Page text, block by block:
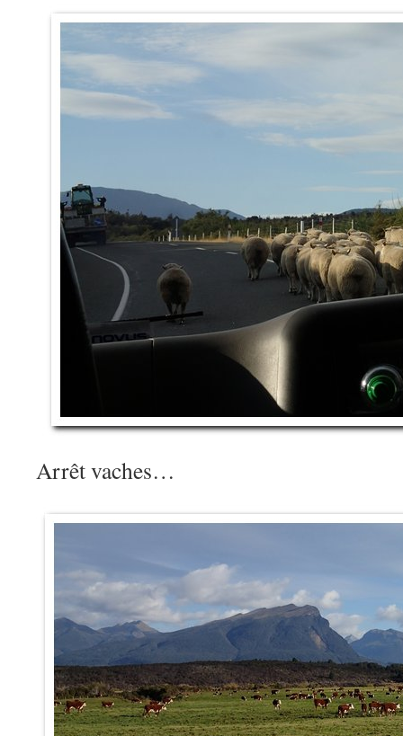
Arrêt vaches…